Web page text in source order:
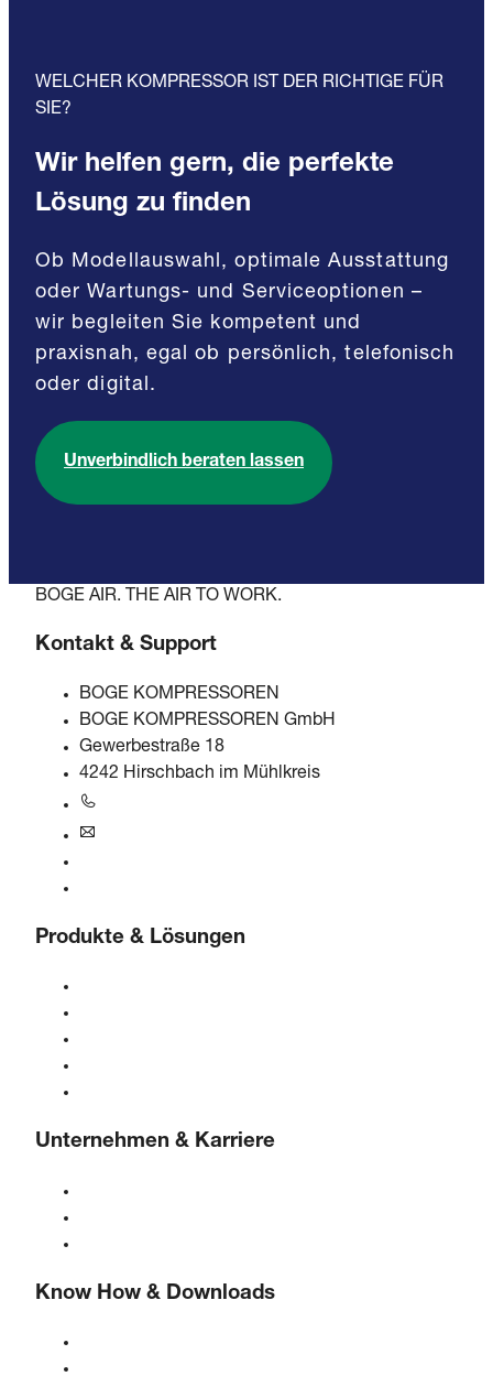
WELCHER KOMPRESSOR IST DER RICHTIGE FÜR
SIE?
Wir helfen gern, die perfekte
Lösung zu finden
Ob Modellauswahl, optimale Ausstattung
oder Wartungs- und Serviceoptionen –
wir begleiten Sie kompetent und
praxisnah, egal ob persönlich, telefonisch
oder digital.
Unverbindlich beraten lassen
BOGE AIR. THE AIR TO WORK.
Kontakt & Support
BOGE KOMPRESSOREN
BOGE KOMPRESSOREN GmbH
Gewerbestraße 18
4242 Hirschbach im Mühlkreis
Produkte & Lösungen
Unternehmen & Karriere
Know How & Downloads